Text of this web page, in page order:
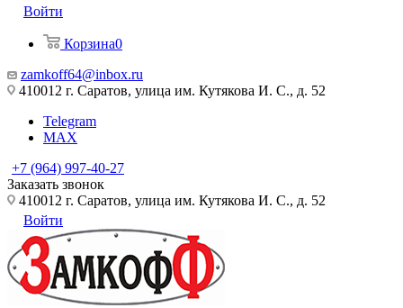
Войти
Корзина0
zamkoff64@inbox.ru
410012 г. Саратов, улица им. Кутякова И. С., д. 52
Telegram
MAX
+7 (964) 997-40-27
Заказать звонок
410012 г. Саратов, улица им. Кутякова И. С., д. 52
Войти